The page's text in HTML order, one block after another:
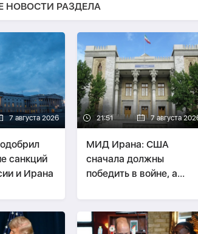
НОВОСТИ РАЗДЕЛА
7 августа 2026
санкций
и Ирана
21:51 7 августа
МИД Ирана: США
сначала должны
победить в войне, а
«трофеях» Ирана